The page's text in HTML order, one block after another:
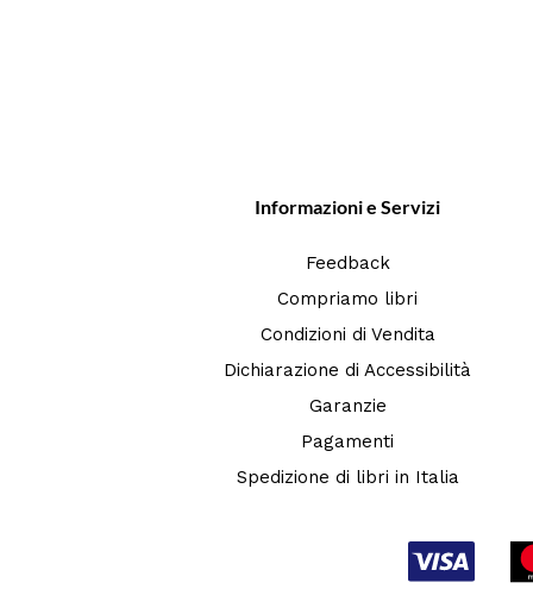
Informazioni e Servizi
Feedback
Compriamo libri
Condizioni di Vendita
Dichiarazione di Accessibilità
Garanzie
Pagamenti
Spedizione di libri in Italia